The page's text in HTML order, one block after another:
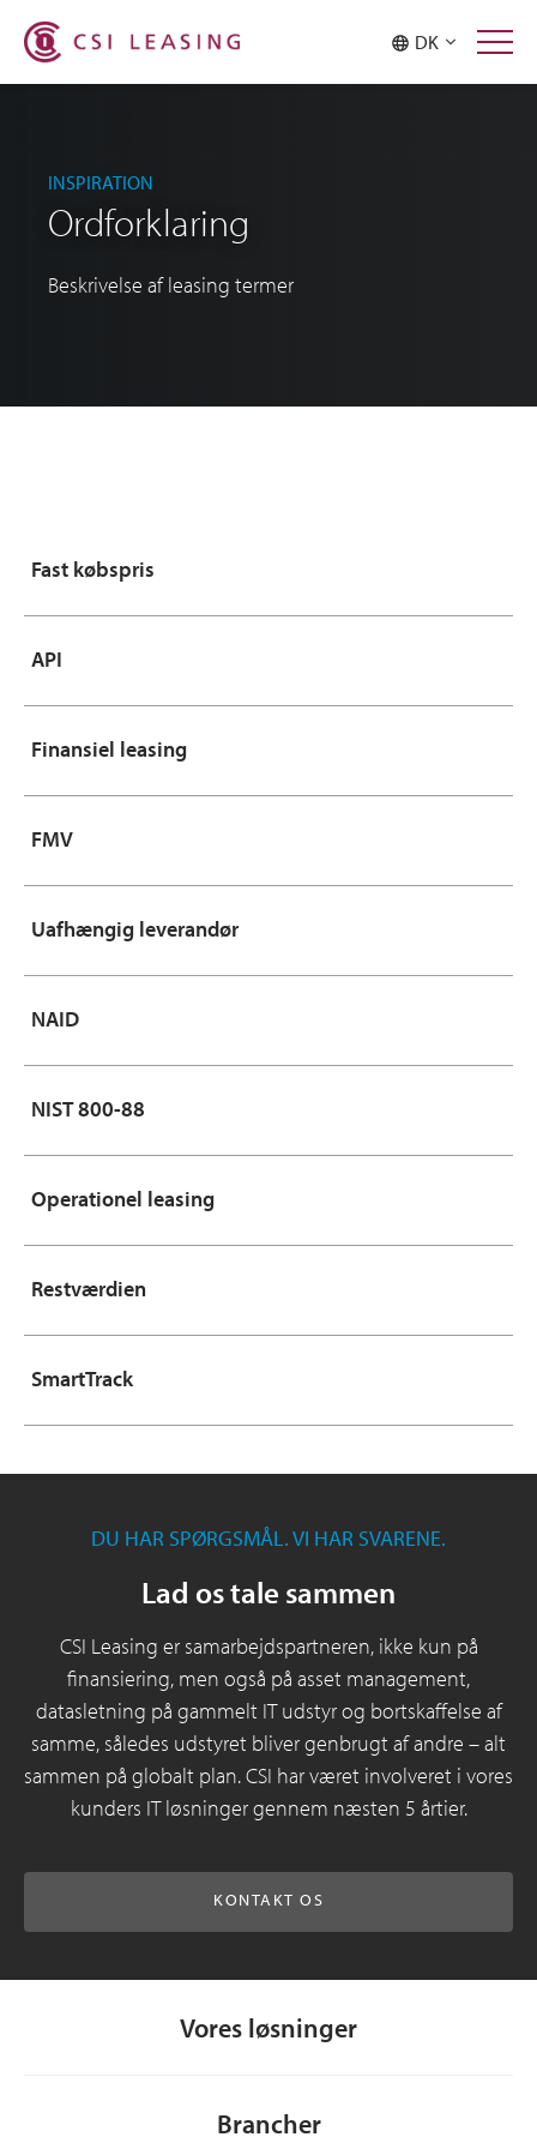
DK
INSPIRATION
Ordforklaring
Beskrivelse af leasing termer
Fast købspris
API
Finansiel leasing
FMV
Uafhængig leverandør
NAID
NIST 800-88
Operationel leasing
Restværdien
SmartTrack
DU HAR SPØRGSMÅL. VI HAR SVARENE.
Lad os tale sammen
CSI Leasing er samarbejdspartneren, ikke kun på
finansiering, men også på asset management,
datasletning på gammelt IT udstyr og bortskaffelse af
samme, således udstyret bliver genbrugt af andre – alt
sammen på globalt plan. CSI har været involveret i vores
kunders IT løsninger gennem næsten 5 årtier.
KONTAKT OS
Vores løsninger
Brancher